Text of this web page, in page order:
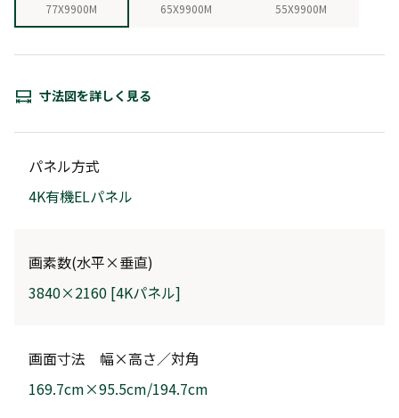
77X9900M 65X9900M 55X9900M
寸法図を詳しく見る
パネル方式
4K有機ELパネル
画素数(水平×垂直)
3840×2160 [4Kパネル]
画面寸法 幅×高さ／対角
169.7cm×95.5cm/194.7cm